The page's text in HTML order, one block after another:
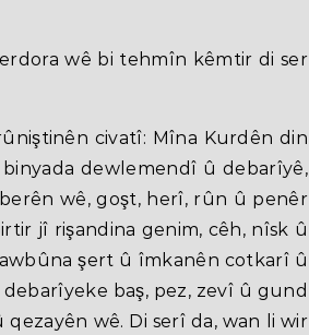
wê bi tehmîn kêmtir di ser
civatî: Mîna Kurdên din
dewlemendî û debarîyê,
wê, goşt, herî, rûn û penêr
jî rişandina genim, cêh, nîsk û
şert û îmkanên cotkarî û
baş, pez, zevî û gund
wê. Di serî da, wan li wir